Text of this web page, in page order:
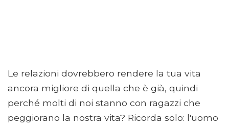
Le relazioni dovrebbero rendere la tua vita
ancora migliore di quella che è già, quindi
perché molti di noi stanno con ragazzi che
peggiorano la nostra vita? Ricorda solo: l'uomo